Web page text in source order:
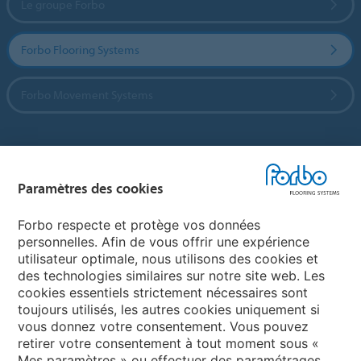
Forbo Flooring Systems
My Forbo
LEXIQUE
PLAN DU SITE
Paramètres des cookies
Forbo respecte et protège vos données
personnelles. Afin de vous offrir une expérience
utilisateur optimale, nous utilisons des cookies et
des technologies similaires sur notre site web. Les
cookies essentiels strictement nécessaires sont
toujours utilisés, les autres cookies uniquement si
vous donnez votre consentement. Vous pouvez
retirer votre consentement à tout moment sous «